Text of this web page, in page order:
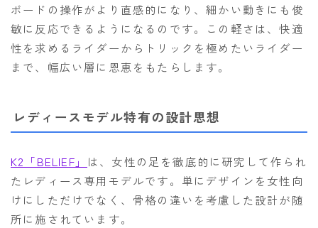
ボードの操作がより直感的になり、細かい動きにも俊
敏に反応できるようになるのです。この軽さは、快適
性を求めるライダーからトリックを極めたいライダー
まで、幅広い層に恩恵をもたらします。
レディースモデル特有の設計思想
K2「BELIEF」 は、女性の足を徹底的に研究して作られ
たレディース専用モデルです。単にデザインを女性向
けにしただけでなく、骨格の違いを考慮した設計が随
所に施されています。